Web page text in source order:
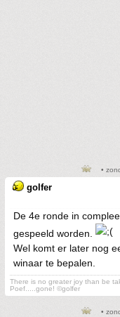
•
golfer
De 4e ronde in
gespeeld worden.
Wel komt er later nog
winaar te bepalen.
There is no greater joy than be
Poef.....gone! ©golfer
•